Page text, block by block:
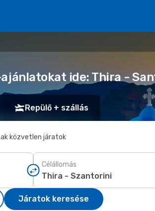
ide: Thira -
Repülő + szállás
közvetlen járatok
Célállomás
Járatok keresése